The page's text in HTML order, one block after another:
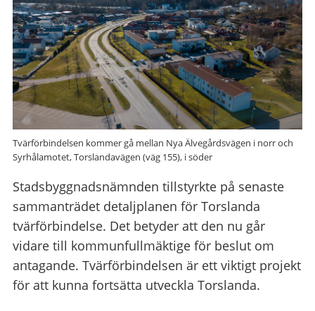
Tvärförbindelsen kommer gå mellan Nya Älvegårdsvägen i norr och
Syrhålamotet, Torslandavägen (väg 155), i söder
Stadsbyggnadsnämnden tillstyrkte på senaste
sammanträdet detaljplanen för Torslanda
tvärförbindelse. Det betyder att den nu går
vidare till kommunfullmäktige för beslut om
antagande. Tvärförbindelsen är ett viktigt projekt
för att kunna fortsätta utveckla Torslanda.